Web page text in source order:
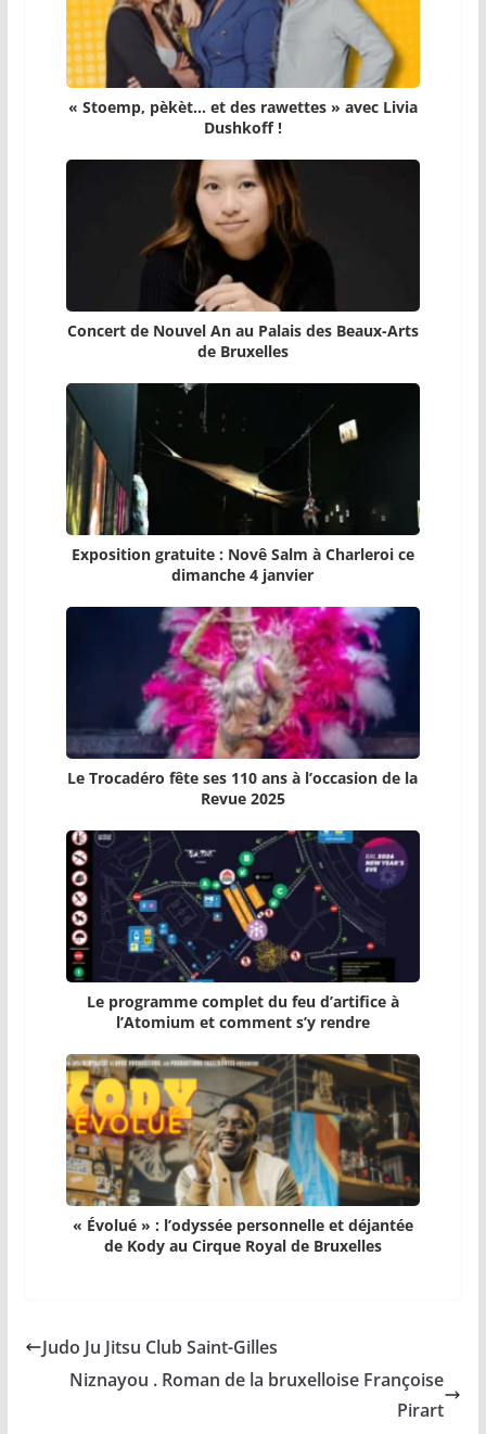
« Stoemp, pèkèt… et des rawettes » avec Livia
Dushkoff !
Concert de Nouvel An au Palais des Beaux-Arts
de Bruxelles
Exposition gratuite : Novê Salm à Charleroi ce
dimanche 4 janvier
Le Trocadéro fête ses 110 ans à l’occasion de la
Revue 2025
Le programme complet du feu d’artifice à
l’Atomium et comment s’y rendre
« Évolué » : l’odyssée personnelle et déjantée
de Kody au Cirque Royal de Bruxelles
Judo Ju Jitsu Club Saint-Gilles
Niznayou . Roman de la bruxelloise Françoise
Pirart